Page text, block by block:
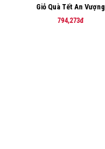
Giỏ Quà Tết An Vượng
794,273đ